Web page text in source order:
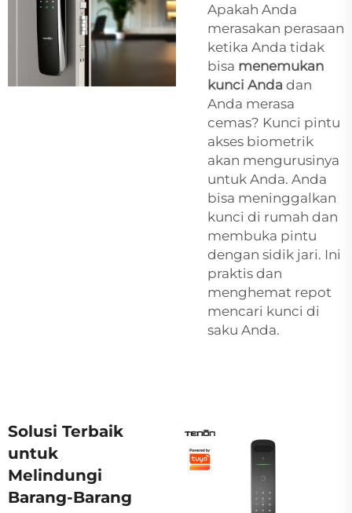
Apakah Anda
merasakan perasaan
ketika Anda tidak
bisa menemukan
kunci Anda dan
Anda merasa
cemas? Kunci pintu
akses biometrik
akan mengurusinya
untuk Anda. Anda
bisa meninggalkan
kunci di rumah dan
membuka pintu
dengan sidik jari. Ini
praktis dan
menghemat repot
mencari kunci di
saku Anda.
Solusi Terbaik
untuk
Melindungi
Barang-Barang